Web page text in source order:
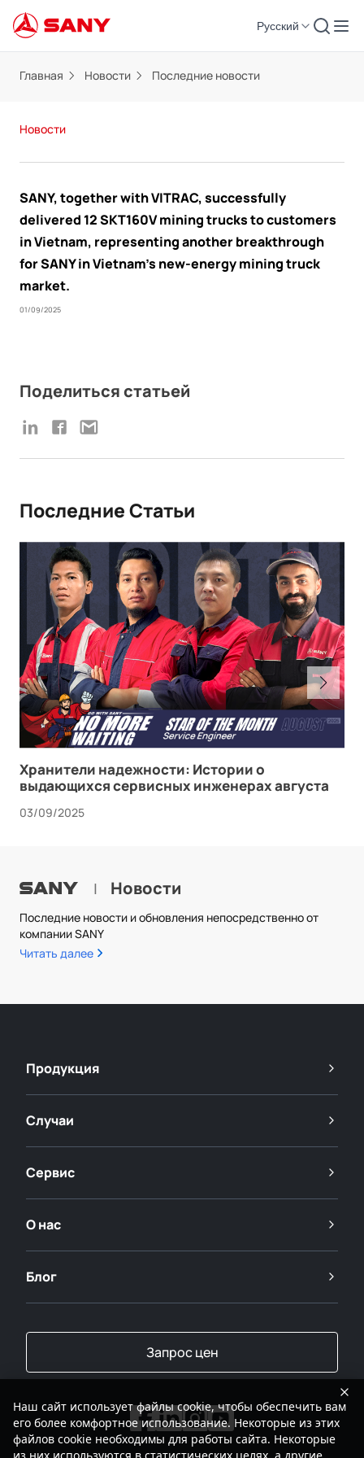
Русский
Главная Новости Последние новости
Новости
SANY, together with VITRAC, successfully
delivered 12 SKT160V mining trucks to customers
in Vietnam, representing another breakthrough
for SANY in Vietnam’s new-energy mining truck
market.
01/09/2025
Поделиться статьей
Последние Статьи
Хранители надежности: Истории о
выдающихся сервисных инженерах августа
03/09/2025
| Новости
Последние новости и обновления непосредственно от
компании SANY
Читать далее
Продукция
Случаи
Сервис
О нас
Блог
Запрос цен
Наш сайт использует файлы cookie, чтобы обеспечить вам
его более комфортное использование. Некоторые из этих
файлов cookie необходимы для работы сайта. Некоторые